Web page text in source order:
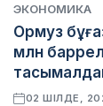
ЭКОНОМИКА
Ормуз
млн
02 ШІЛДЕ,